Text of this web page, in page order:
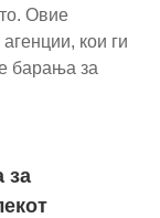
Овие
кои ги
барања за
за